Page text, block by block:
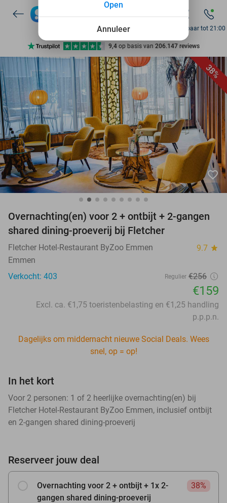
7 dagen per week beschikbaar
10+ miljoen leden
9,4 op basis van 206.147 reviews
Ontdek 15.000+ deals
7 dagen per week beschikbaar
10+ miljoen leden
Bereikbaar tot 21:00
38%
favorite_border
Overnachting(en) voor 2 + ontbijt + 2-gangen
shared dining-proeverij bij Fletcher
Fletcher Hotel-Restaurant ByZoo Emmen 9.7 star
Emmen
Verkocht: 403
Regulier €256
€159
Excl. ca. €1,75 toeristenbelasting en €1,25 handling
p.p.p.n.
Dagelijks om middernacht nieuwe Social Deals. Wees
snel, op = op!
In het kort
Voor 2 personen: 1 of 2 heerlijke overnachting(en) bij
Fletcher Hotel-Restaurant ByZoo Emmen, inclusief ontbijt
en 2-gangen shared dining-proeverij
Reserveer jouw deal
Overnachting voor 2 + ontbijt + 1x 2-
gangen shared dining-proeverij
38%
Annuleer
Open